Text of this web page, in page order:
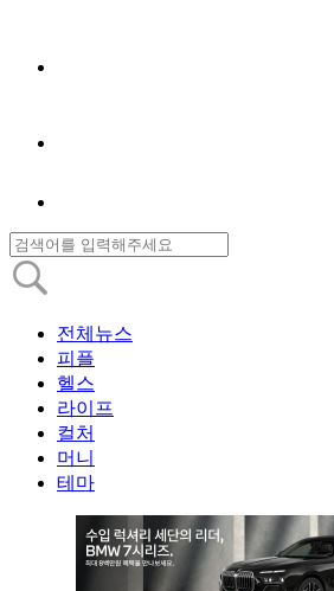
전체뉴스
피플
헬스
라이프
컬처
머니
테마